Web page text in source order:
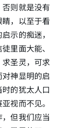
则就是没有
，以至于看
示的痴迷，
里面大能、
圣灵，可求
神显明的启
的犹太人口
视而不见。
但我们应当